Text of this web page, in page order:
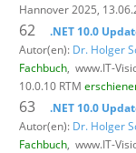
Hannover 2025,
62
.NET 10.0
Autor(en): Dr. Holger
Fachbuch, www.IT-
10.0.10 RTM
63
.NET 10.0
Autor(en): Dr. Holger
Fachbuch, www.IT-